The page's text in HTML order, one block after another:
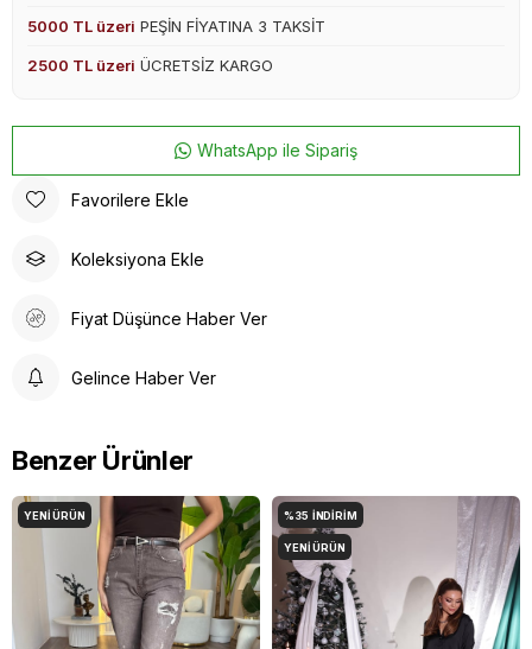
5000 TL üzeri PEŞİN FİYATINA 3 TAKSİT
2500 TL üzeri ÜCRETSİZ KARGO
WhatsApp ile Sipariş
Favorilere Ekle
Koleksiyona Ekle
Fiyat Düşünce Haber Ver
Gelince Haber Ver
Benzer Ürünler
YENI ÜRÜN %35 İNDIRIM
YENI ÜRÜN